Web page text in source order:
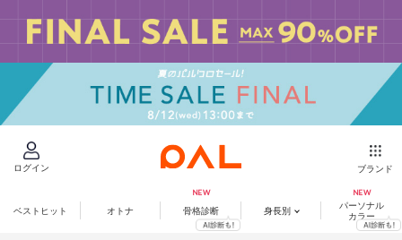
ログイン ブランド
ベストヒット オトナ 骨格診断 身長別
パーソナル
カラー